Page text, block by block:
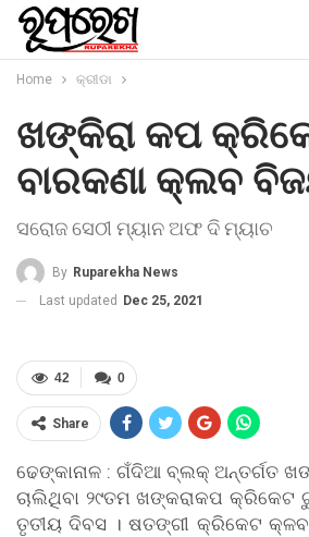
Home କ୍ରୀଡା
ଖଙ୍କିରା କପ
ବାରକଣା କ୍ଲବ
ସରୋଜ ସେଠୀ ମ୍ୟାନ ଅଫ ଦି ମ୍ୟାଚ
By Ruparekha News
Last updated Dec 25, 2021
0
42
Share
ଢେଙ୍କାନାଳ : ଗଁଦିଆ ବ୍ଲକ୍ ଅନ୍ତର୍ଗତ
ଚାଲିଥିବା ୨୯ତମ ଖଙ୍କରାକପ କ୍ରିକେଟ
ତୃତୀୟ ଦିବସ । ଷତଙ୍ଗୀ କ୍ରିକେଟ